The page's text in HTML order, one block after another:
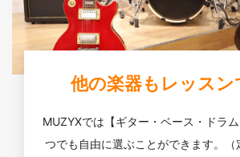
他の楽器もレッスン
MUZYXでは【ギター・ベース・ドラ
つでも自由に選ぶことができます。（